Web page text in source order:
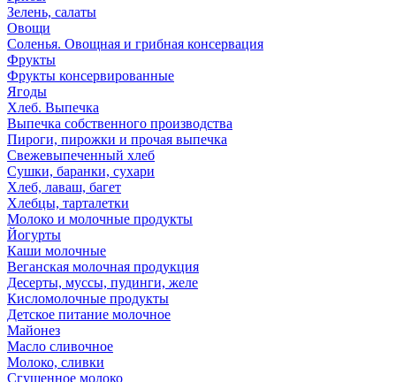
Зелень, салаты
Овощи
Соленья. Овощная и грибная консервация
Фрукты
Фрукты консервированные
Ягоды
Хлеб. Выпечка
Выпечка собственного производства
Пироги, пирожки и прочая выпечка
Свежевыпеченный хлеб
Сушки, баранки, сухари
Хлеб, лаваш, багет
Хлебцы, тарталетки
Молоко и молочные продукты
Йогурты
Каши молочные
Веганская молочная продукция
Десерты, муссы, пудинги, желе
Кисломолочные продукты
Детское питание молочное
Майонез
Масло сливочное
Молоко, сливки
Сгущенное молоко